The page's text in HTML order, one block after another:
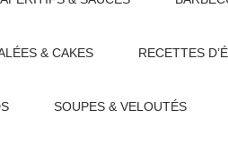
& CAKES RECETTES
SOUPES & VELOUTÉS